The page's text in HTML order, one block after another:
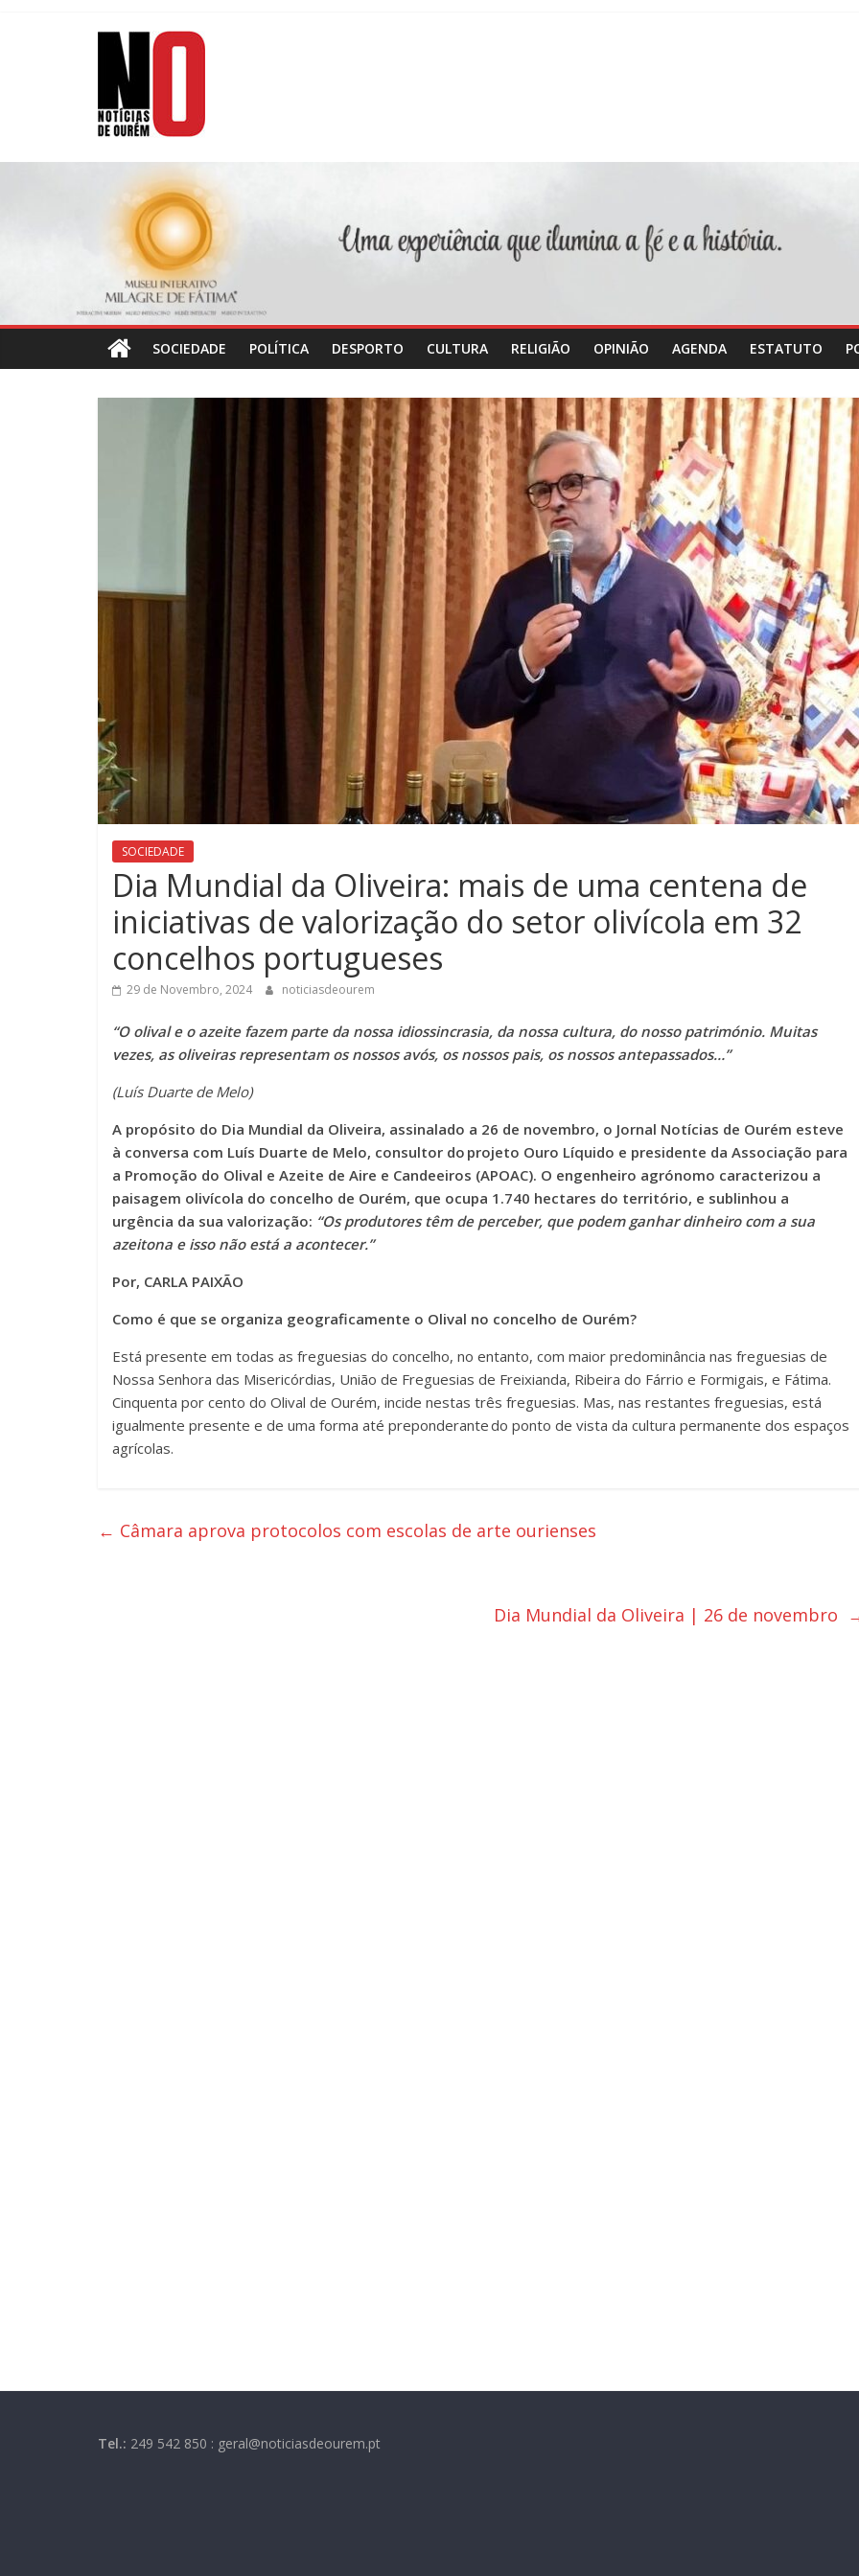
Notícias
de
Ourém
Jornal
Semanário
concelho
de
Ourém
SOCIEDADE POLÍTICA DESPORTO CULTURA RELIGIÃO OPINIÃO AGENDA ESTATUTO
SOCIEDADE
Dia Mundial da Oliveira: mais de uma centena de
iniciativas de valorização do setor olivícola em 32
concelhos portugueses
29 de Novembro, 2024 noticiasdeourem
“O olival e o azeite fazem parte da nossa idiossincrasia, da nossa cultura, do nosso património. Muitas
vezes, as oliveiras representam os nossos avós, os nossos pais, os nossos antepassados…”
(Luís Duarte de Melo)
A propósito do Dia Mundial da Oliveira, assinalado a 26 de novembro, o Jornal Notícias de Ourém esteve
à conversa com Luís Duarte de Melo, consultor do projeto Ouro Líquido e presidente da Associação para
a Promoção do Olival e Azeite de Aire e Candeeiros (APOAC). O engenheiro agrónomo caracterizou a
paisagem olivícola do concelho de Ourém, que ocupa 1.740 hectares do território, e sublinhou a
urgência da sua valorização: “Os produtores têm de perceber, que podem ganhar dinheiro com a sua
azeitona e isso não está a acontecer.”
Por, CARLA PAIXÃO
Como é que se organiza geograficamente o Olival no concelho de Ourém?
Está presente em todas as freguesias do concelho, no entanto, com maior predominância nas freguesias de
Nossa Senhora das Misericórdias, União de Freguesias de Freixianda, Ribeira do Fárrio e Formigais, e Fátima.
Cinquenta por cento do Olival de Ourém, incide nestas três freguesias. Mas, nas restantes freguesias, está
igualmente presente e de uma forma até preponderante do ponto de vista da cultura permanente dos espaços
agrícolas.
← Câmara aprova protocolos com escolas de arte ourienses
Dia Mundial da Oliveira | 26 de novembro
Tel.: 249 542 850 : geral@noticiasdeourem.pt